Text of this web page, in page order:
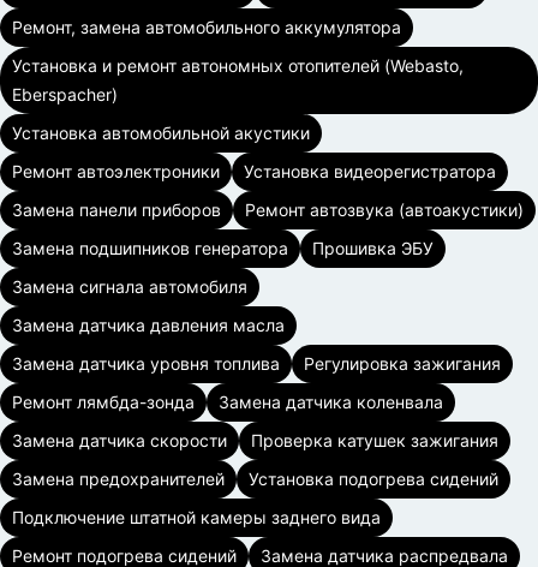
Ремонт, замена автомобильного аккумулятора
Установка и ремонт автономных отопителей (Webasto,
Eberspacher)
Установка автомобильной акустики
Ремонт автоэлектроники
Установка видеорегистратора
Замена панели приборов
Ремонт автозвука (автоакустики)
Замена подшипников генератора
Прошивка ЭБУ
Замена сигнала автомобиля
Замена датчика давления масла
Замена датчика уровня топлива
Регулировка зажигания
Ремонт лямбда-зонда
Замена датчика коленвала
Замена датчика скорости
Проверка катушек зажигания
Замена предохранителей
Установка подогрева сидений
Подключение штатной камеры заднего вида
Ремонт подогрева сидений
Замена датчика распредвала